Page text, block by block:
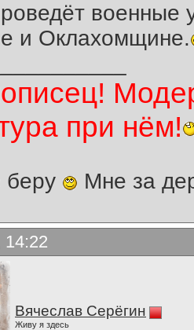
военные
и Оклахомщине.
при нём!
беру Мне за
14:22
Вячеслав Серёгин
Живу я здесь